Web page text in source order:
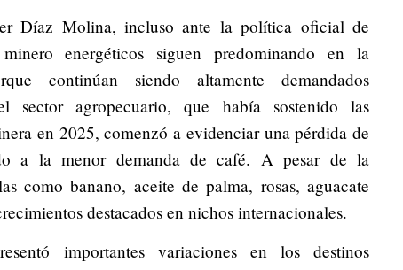
Díaz Molina, incluso ante la política oficial de
energéticos siguen predominando en la
continúan siendo altamente demandados
sector agropecuario, que había sostenido las
en 2025, comenzó a evidenciar una pérdida de
a la menor demanda de café. A pesar de la
como banano, aceite de palma, rosas, aguacate
destacados en nichos internacionales.
importantes variaciones en los destinos